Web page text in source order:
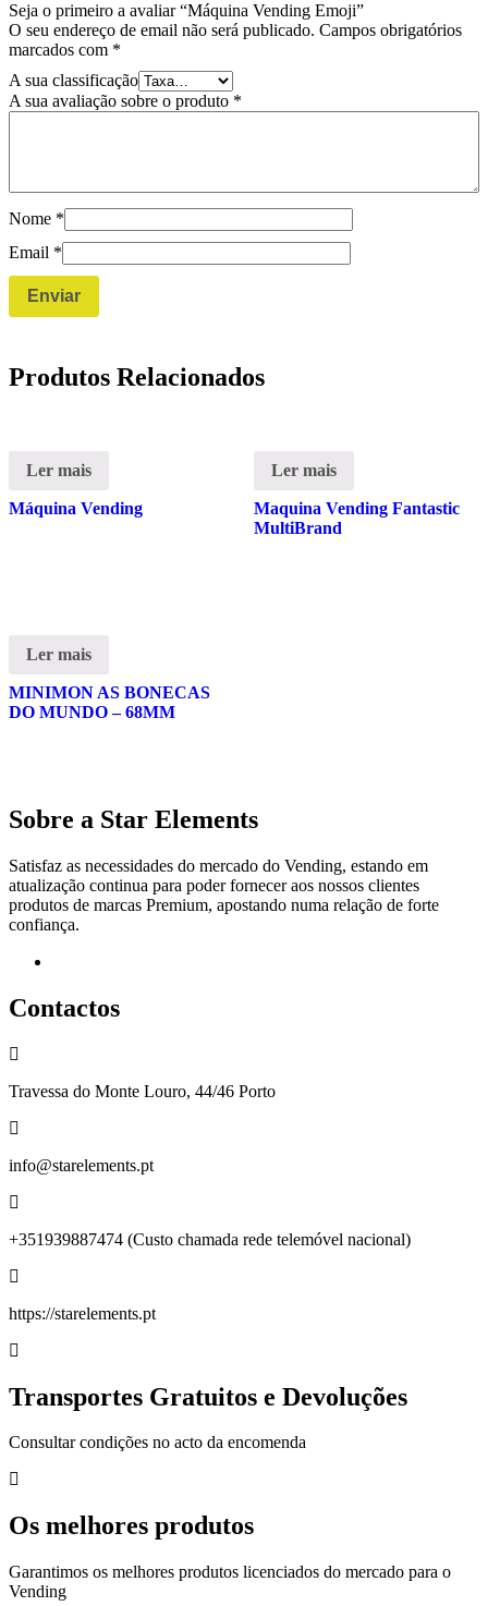
Seja o primeiro a avaliar “Máquina Vending Emoji”
O seu endereço de email não será publicado. Campos obrigatórios
marcados com *
A sua classificação
A sua avaliação sobre o produto *
Nome *
Email *
Produtos Relacionados
Ler mais
Máquina Vending
Ler mais
Maquina Vending Fantastic
MultiBrand
Ler mais
MINIMON AS BONECAS
DO MUNDO – 68MM
Sobre a Star Elements
Satisfaz as necessidades do mercado do Vending, estando em
atualização continua para poder fornecer aos nossos clientes
produtos de marcas Premium, apostando numa relação de forte
confiança.
Contactos
Travessa do Monte Louro, 44/46 Porto
info@starelements.pt
+351939887474 (Custo chamada rede telemóvel nacional)
https://starelements.pt
Transportes Gratuitos e Devoluções
Consultar condições no acto da encomenda
Os melhores produtos
Garantimos os melhores produtos licenciados do mercado para o
Vending